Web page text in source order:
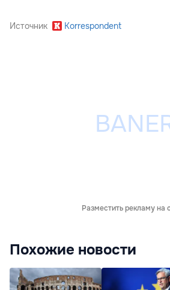
Источник Korrespondent
Разместить рекламу на
Похожие новости